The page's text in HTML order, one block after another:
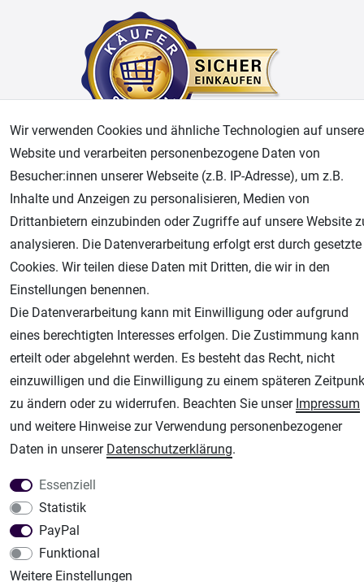
AGB Widerrufsrecht Datenschutz Impressum
Unsere weiteren Shops:
Airbrush-City
Fachhandel für: Airbrushpistolen, Kompressoren, Airbrushfarben
Modellbau-City
Modellbau Shop
Plotter-City
Schneideplotter, Transferpressen, Siebdruck und Plotterfolien
Im Shop Kaufen
Küchen Zubehör - Haus/Garten - Tierbedarf
Wir verwenden Cookies und ähnliche Technologien auf
Website und verarbeiten personenbezogene Daten von
Besucher:innen unserer Webseite (z.B. IP-Adresse), um z.B.
Inhalte und Anzeigen zu personalisieren, Medien von
Drittanbietern einzubinden oder Zugriffe auf unsere Website
analysieren. Die Datenverarbeitung erfolgt erst durch gesetzte
Cookies. Wir teilen diese Daten mit Dritten, die wir in den
Einstellungen benennen.
Die Datenverarbeitung kann mit Einwilligung oder aufgrund
eines berechtigten Interesses erfolgen. Die Zustimmung kann
erteilt oder abgelehnt werden. Es besteht das Recht, nicht
einzuwilligen und die Einwilligung zu einem späteren
zu ändern oder zu widerrufen. Beachten Sie unser Impressum
und weitere Hinweise zur Verwendung personenbezogener
Daten in unserer Daten­schutz­erklärung.
Essenziell
Statistik
PayPal
Funktional
Weitere Einstellungen